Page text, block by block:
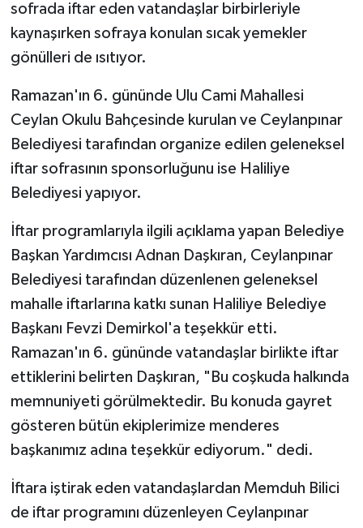
sofrada iftar eden vatandaşlar birbirleriyle
kaynaşırken sofraya konulan sıcak yemekler
gönülleri de ısıtıyor.
Ramazan'ın 6. gününde Ulu Cami Mahallesi
Ceylan Okulu Bahçesinde kurulan ve Ceylanpınar
Belediyesi tarafından organize edilen geleneksel
iftar sofrasının sponsorluğunu ise Haliliye
Belediyesi yapıyor.
İftar programlarıyla ilgili açıklama yapan Belediye
Başkan Yardımcısı Adnan Daşkıran, Ceylanpınar
Belediyesi tarafından düzenlenen geleneksel
mahalle iftarlarına katkı sunan Haliliye Belediye
Başkanı Fevzi Demirkol'a teşekkür etti.
Ramazan'ın 6. gününde vatandaşlar birlikte iftar
ettiklerini belirten Daşkıran, "Bu coşkuda halkında
memnuniyeti görülmektedir. Bu konuda gayret
gösteren bütün ekiplerimize menderes
başkanımız adına teşekkür ediyorum." dedi.
İftara iştirak eden vatandaşlardan Memduh Bilici
de iftar programını düzenleyen Ceylanpınar